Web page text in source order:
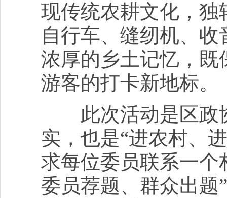
现传统农耕文化，
自行车、缝纫机、
浓厚的乡土记忆，
游客的打卡新地标。
此次活动是区政协
实，也是“进农村、
求每位委员联系一个
委员荐题、群众出题